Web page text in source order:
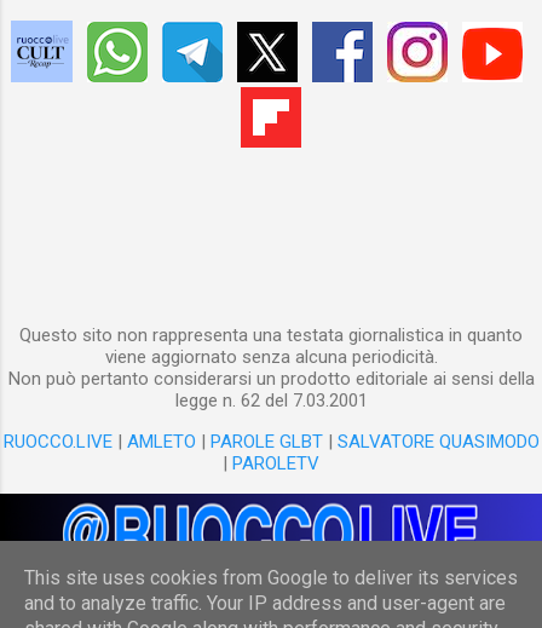
parte della loro efficientissima rete
ferroviaria andò in tilt, tanto da causare forte
ritardi ai loro puntualissimi treni della linea
Questo sito non rappresenta una testata giornalistica in quanto
viene aggiornato senza alcuna periodicità.
Non può pertanto considerarsi un prodotto editoriale ai sensi della
legge n. 62 del 7.03.2001
RUOCCO.LIVE| AMLETO | PAROLE GLBT| SALVATORE QUASIMODO
| PAROLETV
This site uses cookies from Google to deliver its services
and to analyze traffic. Your IP address and user-agent are